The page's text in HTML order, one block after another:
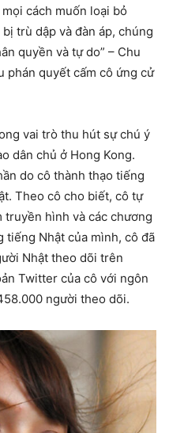
cách muốn loại bỏ
trù dập và đàn áp, chúng
quyền và tự do” – Chu
phán quyết cấm cô ứng cử
vai trò thu hút sự chú ý
dân chủ ở Hong Kong.
do cô thành thạo tiếng
Theo cô cho biết, cô tự
truyền hình và các chương
Nhật của mình, cô đã
Nhật theo dõi trên
Twitter của cô với ngôn
người theo dõi.